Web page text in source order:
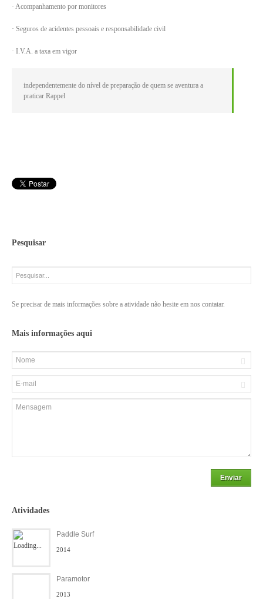
· Acompanhamento por monitores
· Seguros de acidentes pessoais e responsabilidade civil
· I.V.A. a taxa em vigor
independentemente do nível de preparação de quem se aventura a
praticar Rappel
Pesquisar
Se precisar de mais informações sobre a atividade não hesite em nos contatar.
Mais informações aqui
Atividades
Paddle Surf
2014
Paramotor
2013